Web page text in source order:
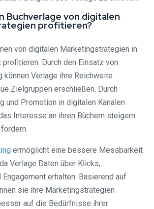
Buchverlage von digitalen
profitieren?
von digitalen Marketingstrategien in
Durch den Einsatz von
können Verlage ihre Reichweite
Zielgruppen erschließen. Durch
und Promotion in digitalen Kanälen
Interesse an ihren Büchern steigern
ermöglicht eine bessere Messbarkeit
Verlage Daten über Klicks,
erhalten. Basierend auf
sie ihre Marketingstrategien
auf die Bedürfnisse ihrer